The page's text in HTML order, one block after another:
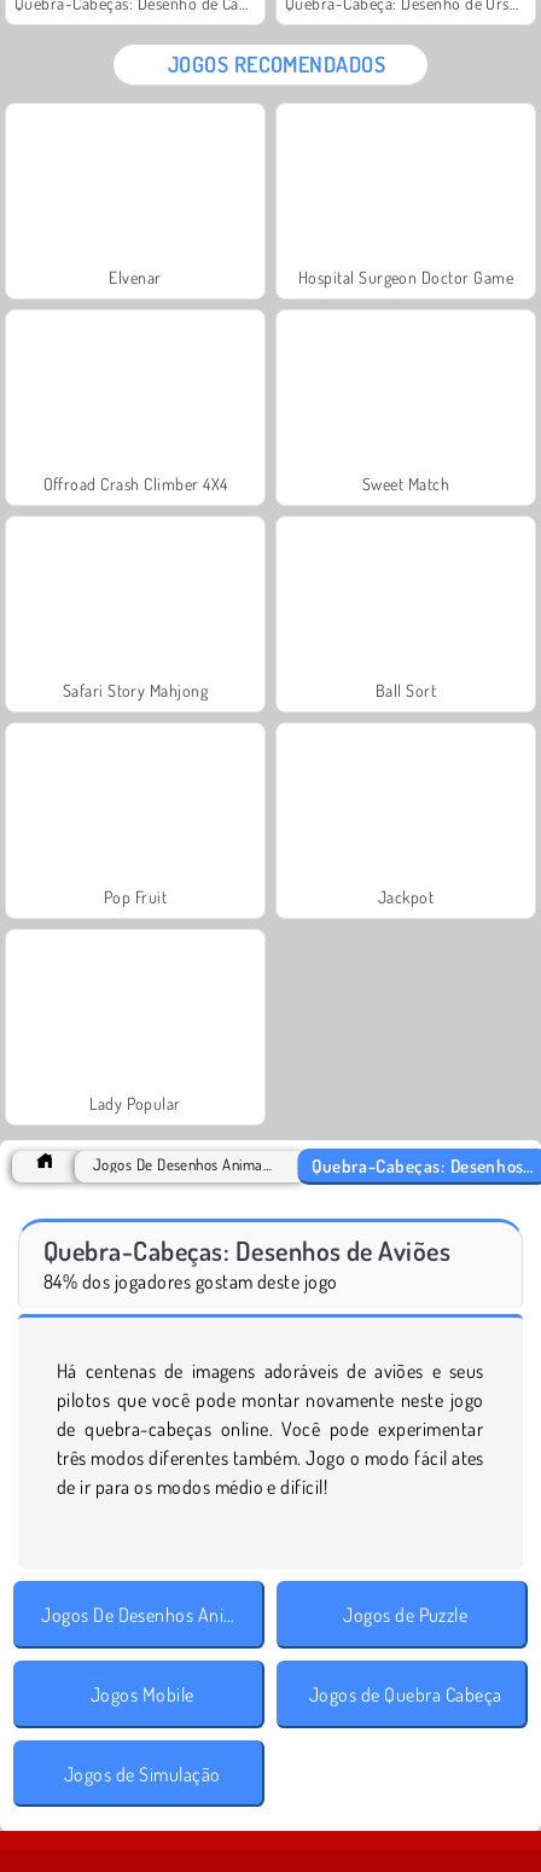
JOGOS RECOMENDADOS
Elvenar Hospital Surgeon Doctor Game
Offroad Crash Climber 4X4 Sweet Match
Safari Story Mahjong Ball Sort
Pop Fruit Jackpot
Lady Popular
Quebra-Cabeças: Desenhos de Aviões
84% dos jogadores gostam deste jogo
Há centenas de imagens adoráveis de aviões e seus
pilotos que você pode montar novamente neste jogo
de quebra-cabeças online. Você pode experimentar
três modos diferentes também. Jogo o modo fácil ates
de ir para os modos médio e difícil!
Jogos De Desenhos Animados Jogos de Puzzle
Jogos Mobile Jogos de Quebra Cabeça
Jogos de Simulação